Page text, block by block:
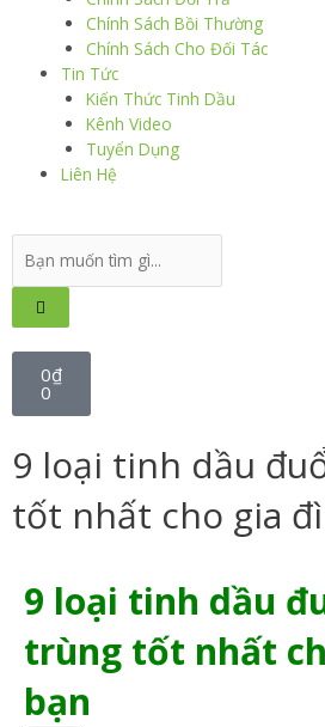
Chính Sách Bồi Thường
Chính Sách Cho Đối Tác
Tin Tức
Kiến Thức Tinh Dầu
Kênh Video
Tuyển Dụng
Liên Hệ
0₫
0
9 loại tinh dầu
tốt nhất cho gia
9 loại tinh dầu
trùng tốt nhất
bạn